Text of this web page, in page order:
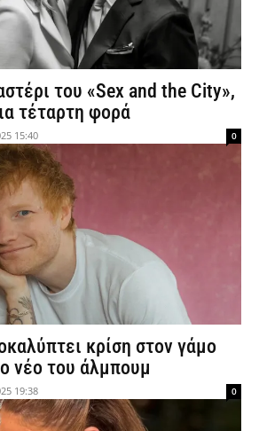
του «Sex and the City»,
τέταρτη φορά
15:40 0
κρίση στον γάμο
νέο του άλμπουμ
19:38 0